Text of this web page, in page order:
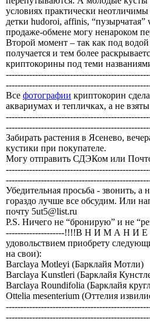
условиях практически
детки hudoroi, affinis,
продаже-обмене могу ненароком
Второй момент – так как под водой
получается и тем более
криптокорины под теми
Все фотографии криптокорин
аквариумах и тепличках, а не
Забирать растения в Ясенево,
кустики при покупателе.
Могу отправить СДЭКом или
Убедительная просьба - звонить, а
гораздо лучше все обсудим. Или
почту 5ut5@list.ru
P.S. Ничего не “бронирую” и не
--------------------!!!!В Н И М А Н И Е
удовольствием приобрету
на свои):
Barclaya Motleyi (Барклайя Мотли)
Barclaya Kunstleri (Барклайя
Barclaya Roundifolia (Барклайя
Ottelia mesenterium (Оттелия